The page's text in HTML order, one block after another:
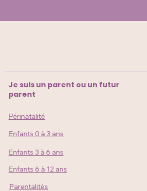
Je suis un parent ou un futur
parent
Périnatalité
Enfants 0 à 3 ans
Enfants 3 à 6 ans
Enfants 6 à 12 ans
Parentalités